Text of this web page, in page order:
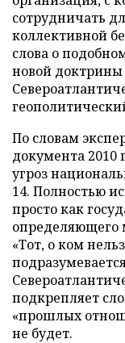
сотрудничать
коллективной
слова о
новой доктрины
По словам
документа 2010
угроз
14. Полностью
просто как
определяющего
«Тот, о ком
подкрепляет
«прошлых
не будет.